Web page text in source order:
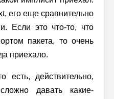
его еще сравнительно
Если это что-то, что
пакета, то очень
приехало.
есть, действительно,
давать какие-